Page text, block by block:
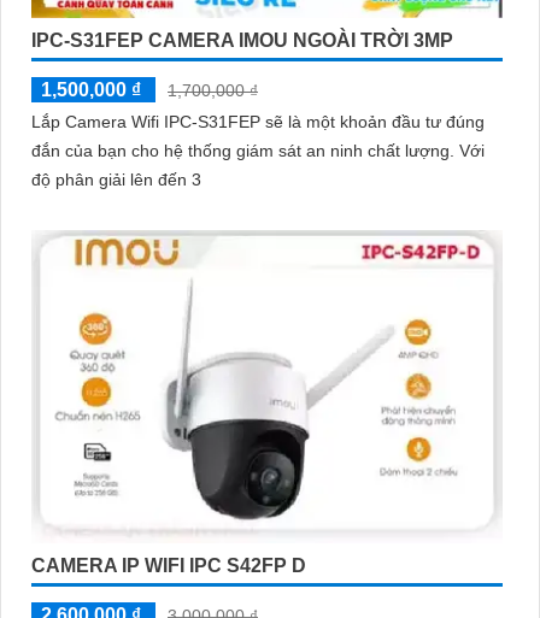
IPC-S31FEP CAMERA IMOU NGOÀI TRỜI 3MP
1,500,000 ₫
1,700,000 ₫
Lắp Camera Wifi IPC-S31FEP sẽ là một khoản đầu tư đúng
đắn của bạn cho hệ thống giám sát an ninh chất lượng. Với
độ phân giải lên đến 3
CAMERA IP WIFI IPC S42FP D